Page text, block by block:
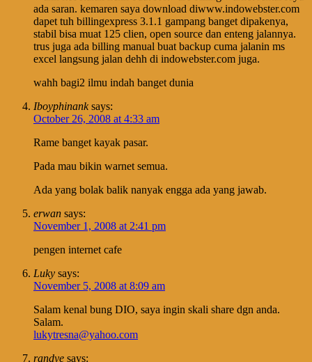
ada saran. kemaren saya download diwww.indowebster.com
dapet tuh billingexpress 3.1.1 gampang banget dipakenya,
stabil bisa muat 125 clien, open source dan enteng jalannya.
trus juga ada billing manual buat backup cuma jalanin ms
excel langsung jalan dehh di indowebster.com juga.
wahh bagi2 ilmu indah banget dunia
Iboyphinank says:
October 26, 2008 at 4:33 am
Rame banget kayak pasar.
Pada mau bikin warnet semua.
Ada yang bolak balik nanyak engga ada yang jawab.
erwan says:
November 1, 2008 at 2:41 pm
pengen internet cafe
Luky says:
November 5, 2008 at 8:09 am
Salam kenal bung DIO, saya ingin skali share dgn anda.
Salam.
lukytresna@yahoo.com
randye says: